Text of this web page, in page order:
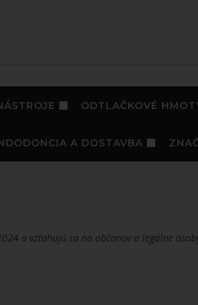
ODTLAČKOVÉ
A DOSTAVBA
a vzťahujú sa na občanov a legálne